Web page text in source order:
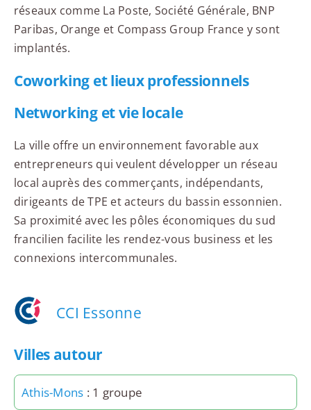
réseaux comme La Poste, Société Générale, BNP
Paribas, Orange et Compass Group France y sont
implantés.
Coworking et lieux professionnels
Networking et vie locale
La ville offre un environnement favorable aux
entrepreneurs qui veulent développer un réseau
local auprès des commerçants, indépendants,
dirigeants de TPE et acteurs du bassin essonnien.
Sa proximité avec les pôles économiques du sud
francilien facilite les rendez-vous business et les
connexions intercommunales.
CCI Essonne
Villes autour
Athis-Mons : 1 groupe